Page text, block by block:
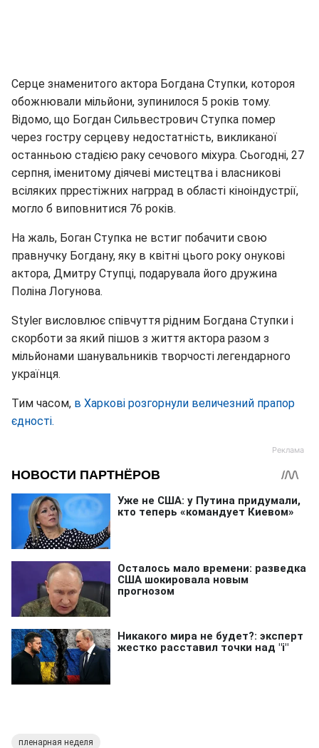
Серце знаменитого актора Богдана Ступки, котороя
обожнювали мільйони, зупинилося 5 років тому.
Відомо, що Богдан Сильвестрович Ступка помер
через гостру серцеву недостатність, викликаної
останньою стадією раку сечового міхура. Сьогодні, 27
серпня, іменитому діячеві мистецтва і власникові
всіляких пррестіжних нагррад в області кіноіндустрії,
могло б виповнитися 76 років.
На жаль, Боган Ступка не встиг побачити свою
правнучку Богдану, яку в квітні цього року онукові
актора, Дмитру Ступці, подарувала його дружина
Поліна Логунова.
Styler висловлює співчуття рідним Богдана Ступки і
скорботи за який пішов з життя актора разом з
мільйонами шанувальників творчості легендарного
українця.
Тим часом, в Харкові розгорнули величезний прапор
єдності.
пленарная неделя